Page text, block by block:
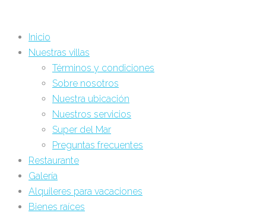
Inicio
Nuestras villas
Términos y condiciones
Sobre nosotros
Nuestra ubicación
Nuestros servicios
Super del Mar
Preguntas frecuentes
Restaurante
Galería
Alquileres para vacaciones
Bienes raíces